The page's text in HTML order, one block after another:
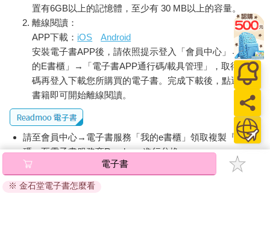
蔡先生說：「對，可是年代太久遠了，我們全家都已經不知道我
大媽的墳現在在哪裡了，也找不到了。我大媽去世一段時間後，
家運就開始產生變化，然後我大哥車禍身亡。我爸爸這才開始覺
得家運變得不好，所以我們到處求神問卜，就是那個時候，之前
宮廟老師才對我們說這位大媽已經成仙，要幫她雕刻一個金身，
我爸也真的去雕刻一個金身，這就是我們家金身的由來。所以，
我從小就知道家中有個「大媽」，是父親的第一任外籍配偶，而
這個大媽也有被寫進我家中的神主牌中。」
聽完後，我對蔡先生說：「我了解了，原來你說祖先成仙的金
身，就是指你大媽安娜。」
「對，沒錯。」蔡先生說。
我繼續對蔡先生說：「因為到現在我才知道你大媽的事，也才知
道這個金身就是你大媽安娜的金身。因此，時間軸上面的事件，
我必須要再修改，進行第四次更新。」
修改更新如下：
置有6GB以上的記憶體，至少有 30 MB以上的容量。
離線閱讀：
APP下載： iOS
Android
安裝電子書APP後，請依照提示登入「會員中心」→「我
的E書櫃」→「電子書APP通行碼/載具管理」，取得通行
碼再登入下載您所購買的電子書。完成下載後，點選任一
書籍即可開始離線閱讀。
請至會員中心→電子書服務「我的e書櫃」領取複製『兌換
碼』至電子書服務商Readmoo進行兌換。
退換貨須知：
因版權保護，您在金石堂所購買的電子書僅能以金石堂專屬
電子書
※ 金石堂電子書怎麼看